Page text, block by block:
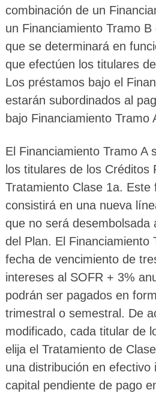
combinación de un
un Financiamiento Tramo
que se determinará en
que efectúen los titulares
Los préstamos bajo el
estarán subordinados al
bajo Financiamiento Tramo
El Financiamiento Tramo A
los titulares de los Créditos
Tratamiento Clase 1a. Este
consistirá en una nueva
que no será desembolsada
del Plan. El Financiamiento
fecha de vencimiento de
intereses al SOFR + 3%
podrán ser pagados en
trimestral o semestral. De
modificado, cada titular de
elija el Tratamiento de
una distribución en efectivo
capital pendiente de pago